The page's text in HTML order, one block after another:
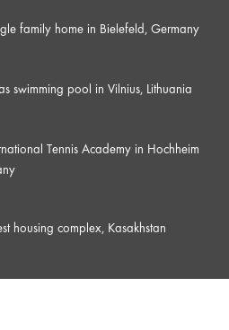
family home in Bielefeld, Germany
swimming pool in Vilnius, Lithuania
Tennis Academy in Hochheim
housing complex, Kasakhstan